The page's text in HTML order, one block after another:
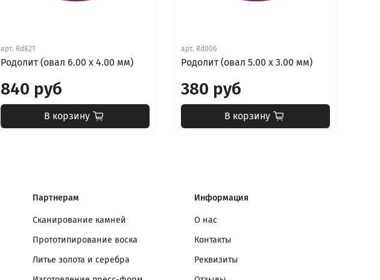
арт. Rd821
Родолит (овал 6.00 х 4.00 мм)
840 руб
В корзину
арт. Rd006
Родолит (овал 5.00 x 3.00 мм)
380 руб
В корзину
Партнерам
Сканирование камней
Прототипирование воска
Литье золота и серебра
Информация
О нас
Контакты
Реквизиты